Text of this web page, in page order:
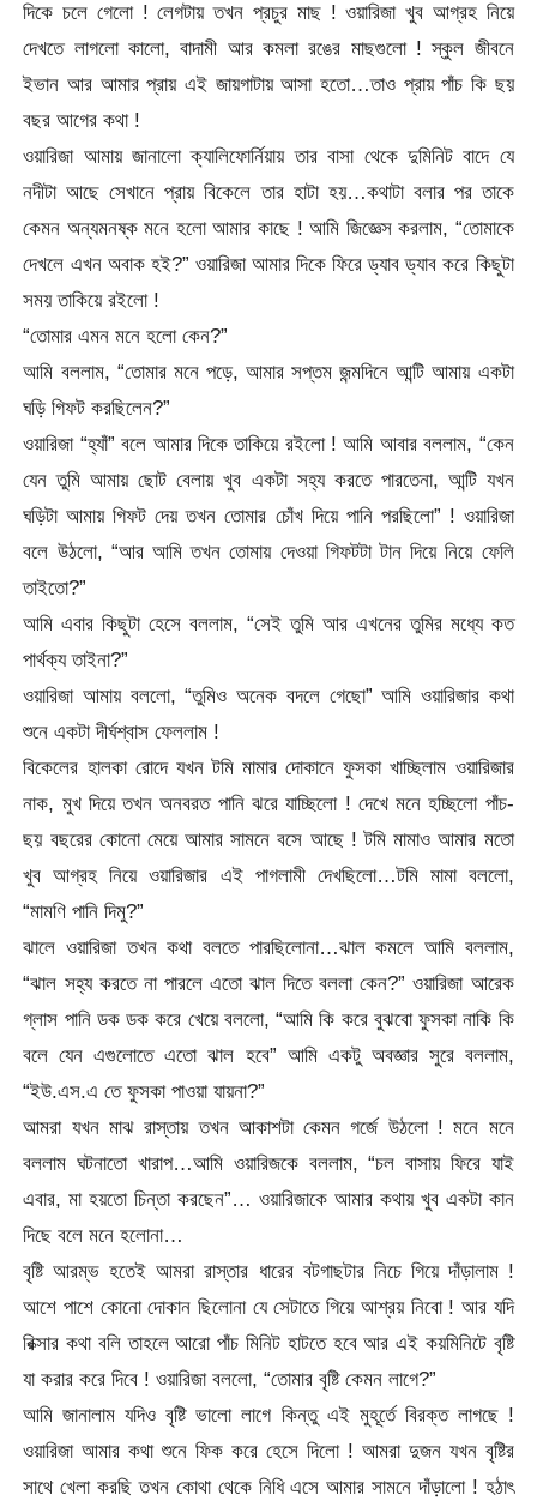
দিকে চলে গেলো ! লেগটায় তখন প্রচুর মাছ ! ওয়ারিজা খুব আগ্রহ নিয়ে
দেখতে লাগলো কালো, বাদামী আর কমলা রঙের মাছগুলো ! স্কুল জীবনে
ইভান আর আমার প্রায় এই জায়গাটায় আসা হতো…তাও প্রায় পাঁচ কি ছয়
বছর আগের কথা !
ওয়ারিজা আমায় জানালো ক্যালিফোর্নিয়ায় তার বাসা থেকে দুমিনিট বাদে যে
নদীটা আছে সেখানে প্রায় বিকেলে তার হাটা হয়…কথাটা বলার পর তাকে
কেমন অন্যমনষ্ক মনে হলো আমার কাছে ! আমি জিজ্ঞেস করলাম, “তোমাকে
দেখলে এখন অবাক হই?” ওয়ারিজা আমার দিকে ফিরে ড্যাব ড্যাব করে কিছুটা
সময় তাকিয়ে রইলো !
“তোমার এমন মনে হলো কেন?”
আমি বললাম, “তোমার মনে পড়ে, আমার সপ্তম জন্মদিনে আন্টি আমায় একটা
ঘড়ি গিফট করছিলেন?”
ওয়ারিজা “হ্যাঁ” বলে আমার দিকে তাকিয়ে রইলো ! আমি আবার বললাম, “কেন
যেন তুমি আমায় ছোট বেলায় খুব একটা সহ্য করতে পারতেনা, আন্টি যখন
ঘড়িটা আমায় গিফট দেয় তখন তোমার চোঁখ দিয়ে পানি পরছিলো” ! ওয়ারিজা
বলে উঠলো, “আর আমি তখন তোমায় দেওয়া গিফটটা টান দিয়ে নিয়ে ফেলি
তাইতো?”
আমি এবার কিছুটা হেসে বললাম, “সেই তুমি আর এখনের তুমির মধ্যে কত
পার্থক্য তাইনা?”
ওয়ারিজা আমায় বললো, “তুমিও অনেক বদলে গেছো” আমি ওয়ারিজার কথা
শুনে একটা দীর্ঘশ্বাস ফেললাম !
বিকেলের হালকা রোদে যখন টমি মামার দোকানে ফুসকা খাচ্ছিলাম ওয়ারিজার
নাক, মুখ দিয়ে তখন অনবরত পানি ঝরে যাচ্ছিলো ! দেখে মনে হচ্ছিলো পাঁচ-
ছয় বছরের কোনো মেয়ে আমার সামনে বসে আছে ! টমি মামাও আমার মতো
খুব আগ্রহ নিয়ে ওয়ারিজার এই পাগলামী দেখছিলো…টমি মামা বললো,
“মামণি পানি দিমু?”
ঝালে ওয়ারিজা তখন কথা বলতে পারছিলোনা…ঝাল কমলে আমি বললাম,
“ঝাল সহ্য করতে না পারলে এতো ঝাল দিতে বললা কেন?” ওয়ারিজা আরেক
গ্লাস পানি ডক ডক করে খেয়ে বললো, “আমি কি করে বুঝবো ফুসকা নাকি কি
বলে যেন এগুলোতে এতো ঝাল হবে” আমি একটু অবজ্ঞার সুরে বললাম,
“ইউ.এস.এ তে ফুসকা পাওয়া যায়না?”
আমরা যখন মাঝ রাস্তায় তখন আকাশটা কেমন গর্জে উঠলো ! মনে মনে
বললাম ঘটনাতো খারাপ…আমি ওয়ারিজকে বললাম, “চল বাসায় ফিরে যাই
এবার, মা হয়তো চিন্তা করছেন”… ওয়ারিজাকে আমার কথায় খুব একটা কান
দিছে বলে মনে হলোনা…
বৃষ্টি আরম্ভ হতেই আমরা রাস্তার ধারের বটগাছটার নিচে গিয়ে দাঁড়ালাম !
আশে পাশে কোনো দোকান ছিলোনা যে সেটাতে গিয়ে আশ্রয় নিবো ! আর যদি
রিক্সার কথা বলি তাহলে আরো পাঁচ মিনিট হাটতে হবে আর এই কয়মিনিটে বৃষ্টি
যা করার করে দিবে ! ওয়ারিজা বললো, “তোমার বৃষ্টি কেমন লাগে?”
আমি জানালাম যদিও বৃষ্টি ভালো লাগে কিন্তু এই মুহূর্তে বিরক্ত লাগছে !
ওয়ারিজা আমার কথা শুনে ফিক করে হেসে দিলো ! আমরা দুজন যখন বৃষ্টির
সাথে খেলা করছি তখন কোথা থেকে নিধি এসে আমার সামনে দাঁড়ালো ! হঠাৎ